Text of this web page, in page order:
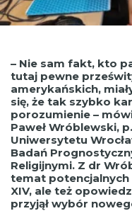
– Nie sam fakt, kto
tutaj pewne
amerykańskich,
się, że tak szybko
porozumienie –
Paweł Wróblewski,
Uniwersytetu
Badań
Religijnymi. Z dr
temat
XIV, ale też
przyjął wybór